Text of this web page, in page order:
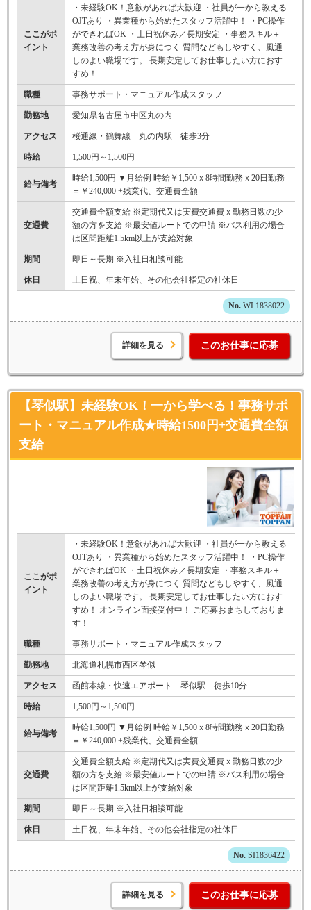
ここがポ
イント
・未経験OK！意欲があれば大歓迎 ・社員が一から教える
OJTあり ・異業種から始めたスタッフ活躍中！ ・PC操作
ができればOK ・土日祝休み／長期安定 ・事務スキル＋
業務改善の考え方が身につく 質問などもしやすく、風通
しのよい職場です。 長期安定してお仕事したい方におす
すめ！
職種 事務サポート・マニュアル作成スタッフ
勤務地 愛知県名古屋市中区丸の内
アクセス 桜通線・鶴舞線 丸の内駅 徒歩3分
時給 1,500円～1,500円
給与備考
時給1,500円 ▼月給例 時給￥1,500ｘ8時間勤務ｘ20日勤務
＝￥240,000 +残業代、交通費全額
交通費
交通費全額支給 ※定期代又は実費交通費ｘ勤務日数の少
額の方を支給 ※最安値ルートでの申請 ※バス利用の場合
は区間距離1.5km以上が支給対象
期間 即日～長期 ※入社日相談可能
休日 土日祝、年末年始、その他会社指定の社休日
WL1838022
詳細を見る このお仕事に応募
【琴似駅】未経験OK！一から学べる！事務サポ
ート・マニュアル作成★時給1500円+交通費全額
支給
ここがポ
イント
・未経験OK！意欲があれば大歓迎 ・社員が一から教える
OJTあり ・異業種から始めたスタッフ活躍中！ ・PC操作
ができればOK ・土日祝休み／長期安定 ・事務スキル＋
業務改善の考え方が身につく 質問などもしやすく、風通
しのよい職場です。 長期安定してお仕事したい方におす
すめ！ オンライン面接受付中！ ご応募おまちしておりま
す！
職種 事務サポート・マニュアル作成スタッフ
勤務地 北海道札幌市西区琴似
アクセス 函館本線・快速エアポート 琴似駅 徒歩10分
時給 1,500円～1,500円
給与備考
時給1,500円 ▼月給例 時給￥1,500ｘ8時間勤務ｘ20日勤務
＝￥240,000 +残業代、交通費全額
交通費
交通費全額支給 ※定期代又は実費交通費ｘ勤務日数の少
額の方を支給 ※最安値ルートでの申請 ※バス利用の場合
は区間距離1.5km以上が支給対象
期間 即日～長期 ※入社日相談可能
休日 土日祝、年末年始、その他会社指定の社休日
SI1836422
詳細を見る このお仕事に応募